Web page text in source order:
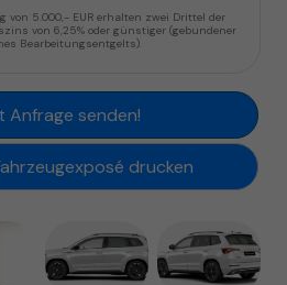
von 5.000,- EUR erhalten zwei Drittel der
von 6,25% oder günstiger (gebundener
Bearbeitungsentgelts).
Anfrage senden!
drucken